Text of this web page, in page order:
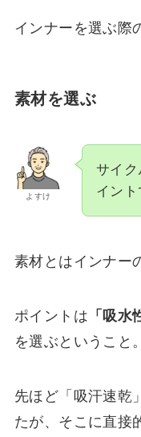
インナーを選ぶ際
素材を選ぶ
よすけ
サイ
イント
素材とはインナー
ポイントは 「吸水
を選ぶということ。
先ほど「吸汗速乾
たが、そこに直接